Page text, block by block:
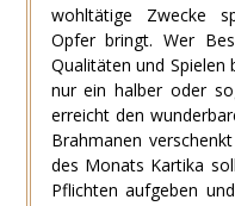
wohltätige Zwecke
Opfer bringt. Wer
Qualitäten und
nur ein halber oder
erreicht den
Brahmanen
des Monats Kartika
Pflichten aufgeben